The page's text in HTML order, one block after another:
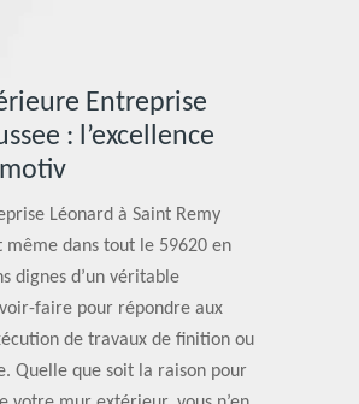
Entreprise
: l’excellence
Léonard à Saint Remy
même dans tout le 59620 en
dignes d’un véritable
faire pour répondre aux
de travaux de finition ou
Quelle que soit la raison pour